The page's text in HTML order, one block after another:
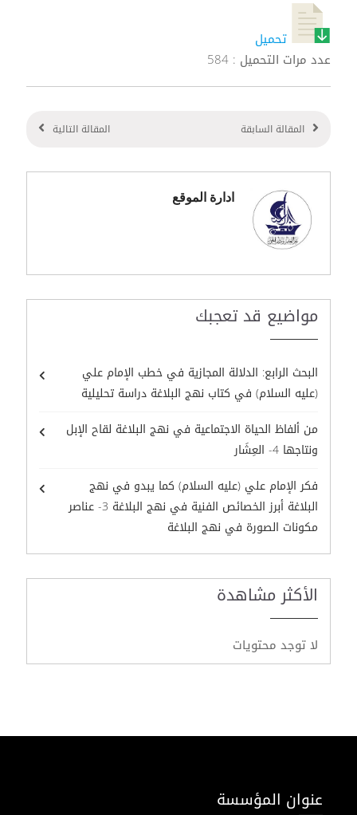
تحميل
عدد مرات التحميل : 584
المقالة السابقة المقالة التالية
ادارة الموقع
مواضيع قد تعجبك
البحث الرابع: الدلالة المجازية في خطب الإمام علي
(عليه السلام) في كتاب نهج البلاغة دراسة تحليلية
من ألفاظ الحياة الاجتماعية في نهج البلاغة لقاح الإبل
ونتاجها 4- العِشَار
فكر الإمام علي (عليه السلام) كما يبدو في نهج
البلاغة أبرز الخصائص الفنية في نهج البلاغة 3- عناصر
مكونات الصورة في نهج البلاغة
الأكثر مشاهدة
لا توجد محتويات
عنوان المؤسسة